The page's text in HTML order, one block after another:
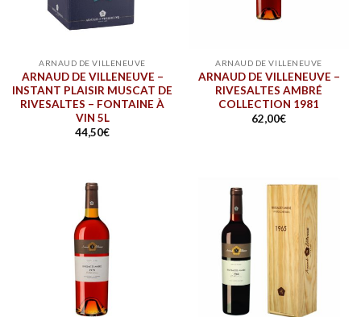
ARNAUD DE VILLENEUVE
ARNAUD DE VILLENEUVE –
INSTANT PLAISIR MUSCAT DE
RIVESALTES – FONTAINE À
VIN 5L
44,50€
ARNAUD DE VILLENEUVE
ARNAUD DE VILLENEUVE –
RIVESALTES AMBRÉ
COLLECTION 1981
62,00€